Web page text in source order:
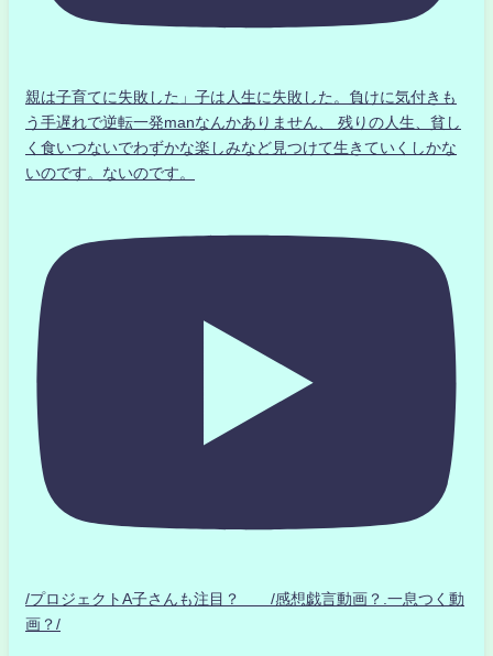
親は子育てに失敗した」子は人生に失敗した。負けに気付きも
う手遅れで逆転一発manなんかありません、 残りの人生、貧し
く食いつないでわずかな楽しみなど見つけて生きていくしかな
いのです。ないのです。
/プロジェクトA子さんも注目？ /感想戯言動画？.一息つく動
画？/